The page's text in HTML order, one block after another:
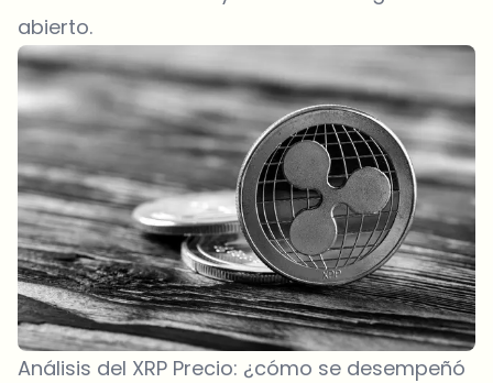
abierto.
Análisis del XRP Precio: ¿cómo se desempeñó